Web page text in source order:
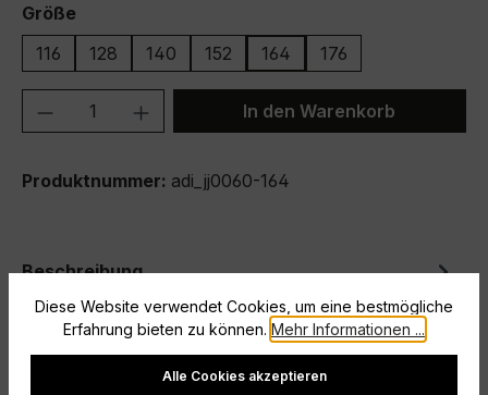
Größeauswählen
116
128 140 152 164 176
Produkt Anzahl: Gib denIn den Warenkorb
Produktnummer: adi_jj0060-164
Beschreibung
Mit diesem adidas Trikot für Kinder und Teens fühlt
ihr euch auf dem Fußballplatz als Team und
demonstriert Zusammenhalt. Es…Mehr
Diese Website verwendet Cookies, um eine bestmögliche
Erfahrung bieten zu können. Mehr Informationen ...
Cookie-Einstellungen
Alle Cookies akzeptieren